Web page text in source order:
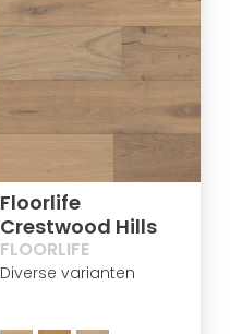
Floorlife
Crestwood Hills
FLOORLIFE
Diverse varianten